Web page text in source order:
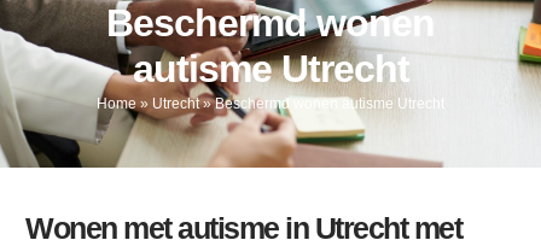
Beschermd wonen
autisme Utrecht
Home» Utrecht»Beschermd wonen autisme Utrecht
Wonen met autisme in Utrecht met